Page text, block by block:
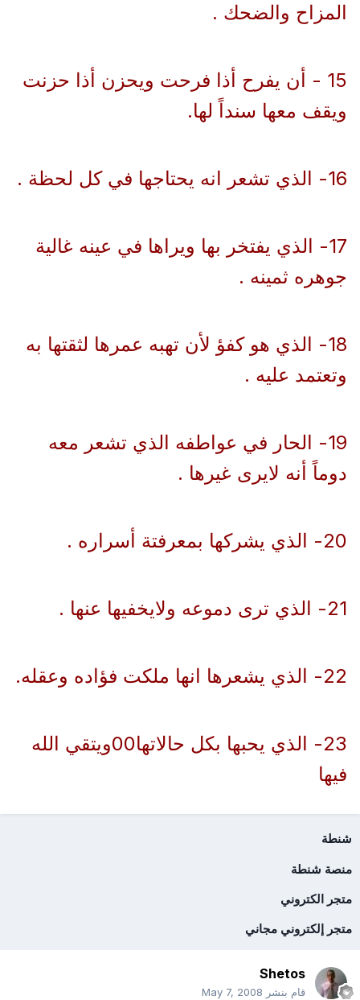
المزاح والضحك .
15 - أن يفرح أذا فرحت ويحزن أذا حزنت
ويقف معها سنداً لها.
16- الذي تشعر انه يحتاجها في كل لحظة .
17- الذي يفتخر بها ويراها في عينه غالية
جوهره ثمينه .
18- الذي هو كفؤ لأن تهبه عمرها لثقتها به
وتعتمد عليه .
19- الحار في عواطفه الذي تشعر معه
دوماً أنه لايرى غيرها .
20- الذي يشركها بمعرفتة أسراره .
21- الذي ترى دموعه ولايخفيها عنها .
22- الذي يشعرها انها ملكت فؤاده وعقله.
23- الذي يحبها بكل حالاتها00ويتقي الله
فيها
شنطة
منصة شنطة
متجر الكتروني
متجر إلكتروني مجاني
Shetos
قام بنشر May 7, 2008